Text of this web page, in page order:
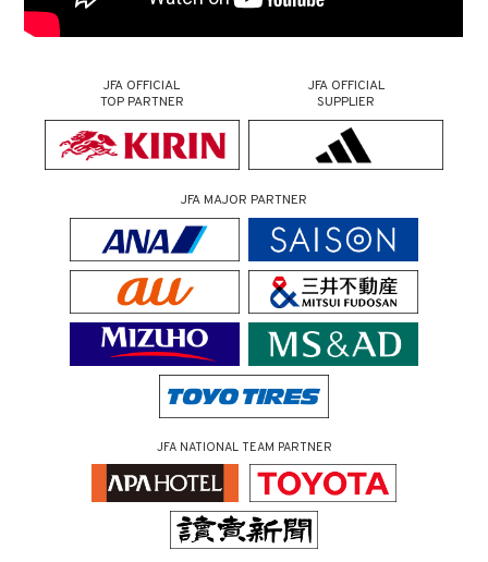
JFA OFFICIAL
TOP PARTNER
JFA OFFICIAL
SUPPLIER
JFA MAJOR PARTNER
JFA NATIONAL TEAM PARTNER